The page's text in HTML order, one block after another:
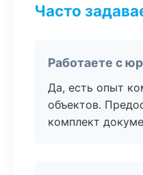
Часто
Работаете с
Да, есть опыт
объектов.
комплект